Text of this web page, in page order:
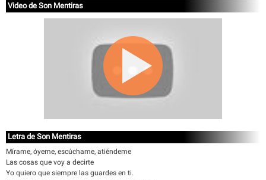
Video de Son Mentiras
Letra de Son Mentiras
Mírame, óyeme, escúchame, atiéndeme
Las cosas que voy a decirte
Yo quiero que siempre las guardes en ti.